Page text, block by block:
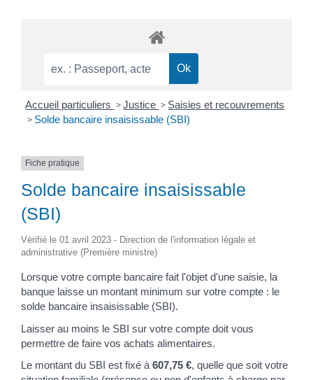
Accueil particuliers > Justice > Saisies et recouvrements
> Solde bancaire insaisissable (SBI)
Fiche pratique
Solde bancaire insaisissable
(SBI)
Vérifié le 01 avril 2023 - Direction de l'information légale et
administrative (Première ministre)
Lorsque votre compte bancaire fait l'objet d'une saisie, la
banque laisse un montant minimum sur votre compte : le
solde bancaire insaisissable (SBI).
Laisser au moins le SBI sur votre compte doit vous
permettre de faire vos achats alimentaires.
Le montant du SBI est fixé à 607,75 €, quelle que soit votre